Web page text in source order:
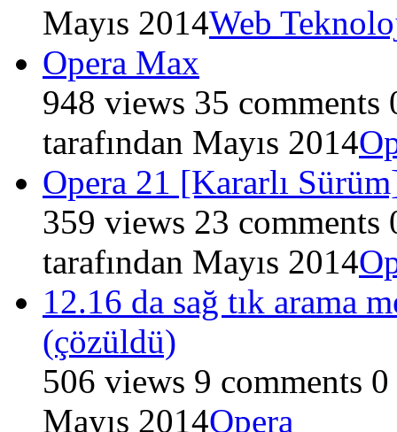
Mayıs 2014Web
Opera Max
948 views 35 comments
tarafından Mayıs 2014
Opera 21 [Kararlı
359 views 23 comments
tarafından Mayıs 2014
12.16 da sağ tık arama
(çözüldü)
506 views 9 comments 0
Mayıs 2014Opera